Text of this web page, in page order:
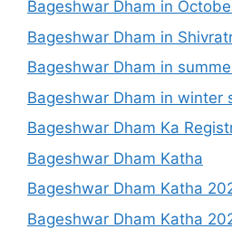
Bageshwar Dham in
Bageshwar Dham in
Bageshwar Dham in
Bageshwar Dham in winter
Bageshwar Dham Ka
Bageshwar Dham Katha
Bageshwar Dham Katha
Bageshwar Dham Katha